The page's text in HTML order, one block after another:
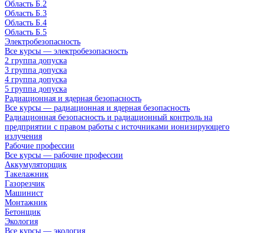
Область Б.2
Область Б.3
Область Б.4
Область Б.5
Электробезопасность
Все курсы — электробезопасность
2 группа допуска
3 группа допуска
4 группа допуска
5 группа допуска
Радиационная и ядерная безопасность
Все курсы — радиационная и ядерная безопасность
Радиационная безопасность и радиационный контроль на
предприятии с правом работы с источниками ионизирующего
излучения
Рабочие профессии
Все курсы — рабочие профессии
Аккумуляторщик
Такелажник
Газорезчик
Машинист
Монтажник
Бетонщик
Экология
Все курсы — экология